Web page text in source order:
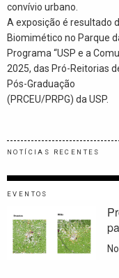
convívio urbano.
A exposição é resultado
Biomimético no Parque
Programa “USP e a
2025, das Pró-Reitorias
Pós-Graduação
(PRCEU/PRPG) da USP.
NOTÍCIAS RECENTES
EVENTOS